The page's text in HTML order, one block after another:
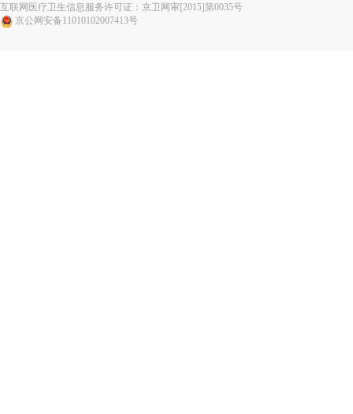
互联网医疗卫生信息服务许可证：京卫网审[2015]第0035号
京公网安备11010102007413号